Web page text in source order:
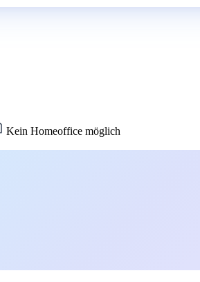
Kein Homeoffice möglich